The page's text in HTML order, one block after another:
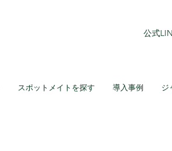
公式
スポットメイトを探す 導入事例 ジ